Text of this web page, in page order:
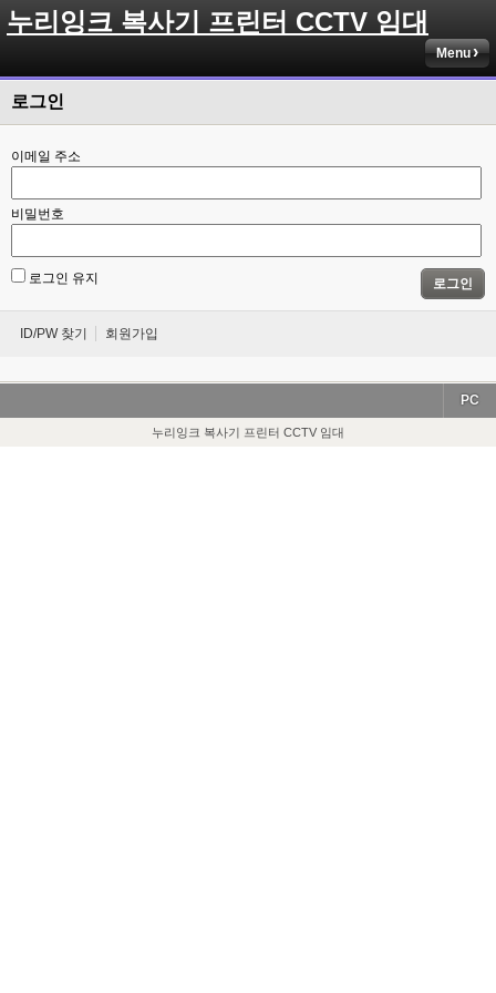
누리잉크 복사기 프린터 CCTV 임대
Menu
로그인
이메일 주소
비밀번호
로그인 유지 로그인
ID/PW 찾기 회원가입
PC
누리잉크 복사기 프린터 CCTV 임대